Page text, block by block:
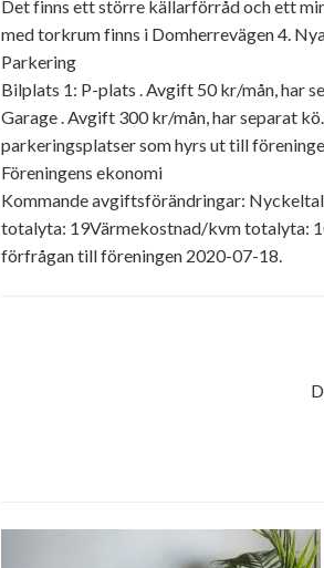
Det finns ett större källarförråd och ett
med torkrum finns i Domherrevägen 4.
Parkering
Bilplats 1: P-plats . Avgift 50 kr/mån, har
Garage . Avgift 300 kr/mån, har separat
parkeringsplatser som hyrs ut till
Föreningens ekonomi
Kommande avgiftsförändringar:
totalyta: 19Värmekostnad/kvm totalyta:
förfrågan till föreningen 2020-07-18.